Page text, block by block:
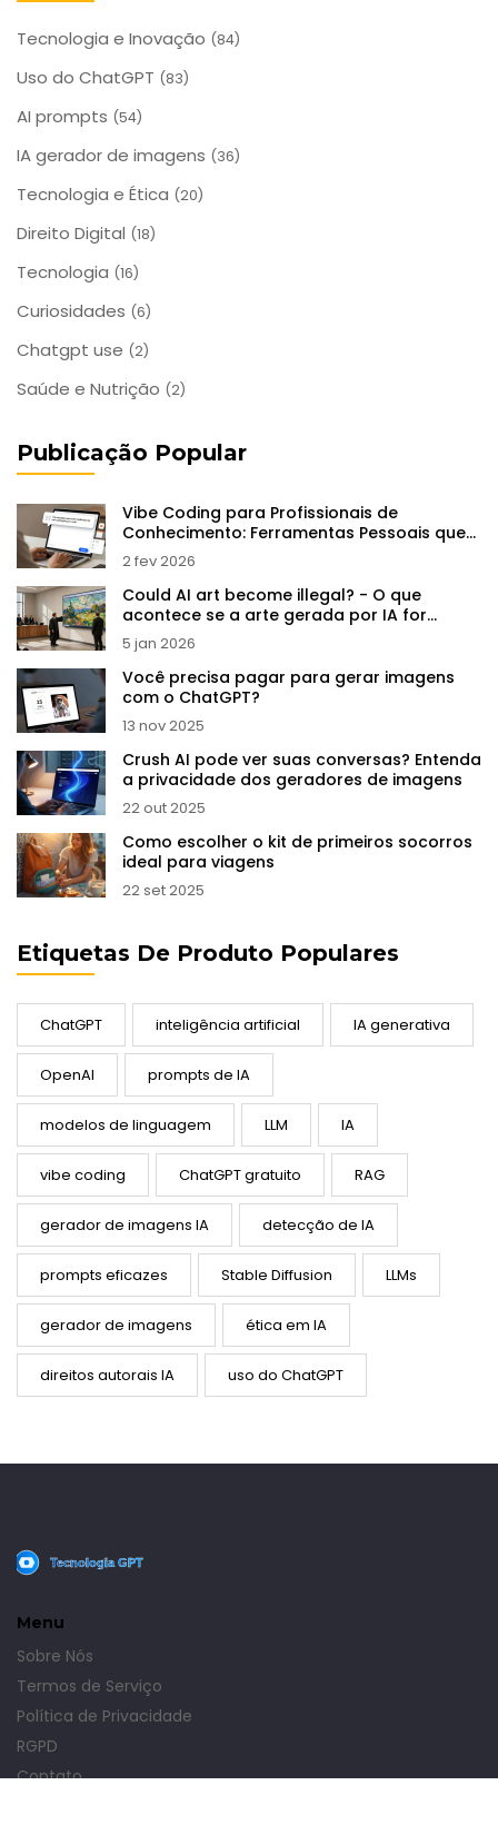
Tecnologia e Inovação (84)
Uso do ChatGPT (83)
AI prompts (54)
IA gerador de imagens (36)
Tecnologia e Ética (20)
Direito Digital (18)
Tecnologia (16)
Curiosidades (6)
Chatgpt use (2)
Saúde e Nutrição (2)
Publicação Popular
Vibe Coding para Profissionais de
Conhecimento: Ferramentas Pessoais que
Economizam Horas por Semana
2 fev 2026
Could AI art become illegal? - O que
acontece se a arte gerada por IA for
proibida?
5 jan 2026
Você precisa pagar para gerar imagens
com o ChatGPT?
13 nov 2025
Crush AI pode ver suas conversas? Entenda
a privacidade dos geradores de imagens
22 out 2025
Como escolher o kit de primeiros socorros
ideal para viagens
22 set 2025
Etiquetas De Produto Populares
ChatGPT inteligência artificial IA generativa
OpenAI prompts de IA
modelos de linguagem LLM IA
vibe coding ChatGPT gratuito RAG
gerador de imagens IA detecção de IA
prompts eficazes Stable Diffusion LLMs
gerador de imagens ética em IA
direitos autorais IA uso do ChatGPT
Menu
Sobre Nós
Termos de Serviço
Política de Privacidade
RGPD
Contato